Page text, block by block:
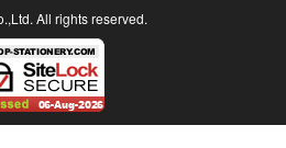
All rights reserved.